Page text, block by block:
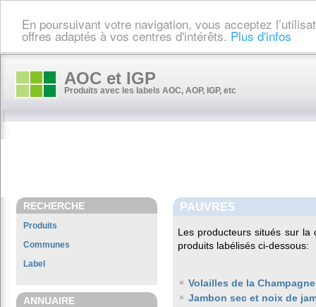
En poursuivant votre navigation, vous acceptez
offres adaptés à vos centres d'intérêts. Plus d'infos
AOC et IGP
Produits avec les labels AOC, AOP, IGP, etc
RECHERCHE
Produits
Communes
Label
ANNUAIRE
PAUVRES
Les producteurs situés sur la
produits labélisés ci-dessous:
Volailles de la Champagne
Jambon sec et noix de